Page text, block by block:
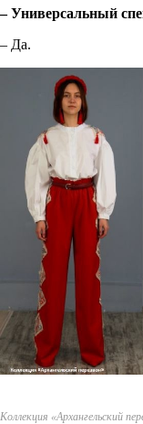
– Универсальный
– Да.
Коллекция «Архангельский